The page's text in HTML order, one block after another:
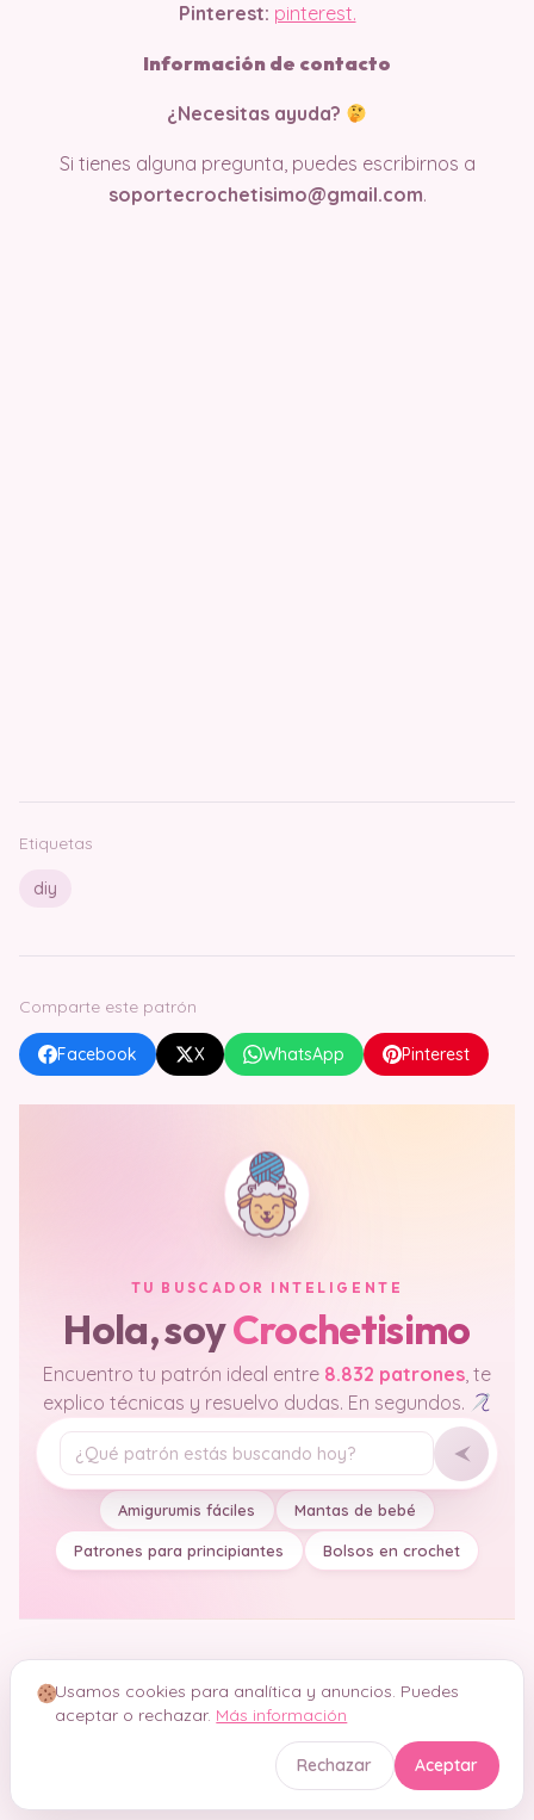
Pinterest: pinterest.
Información de contacto
¿Necesitas ayuda?
Si tienes alguna pregunta, puedes escribirnos a
soportecrochetisimo@gmail.com.
Etiquetas
diy
Comparte este patrón
Facebook X WhatsApp Pinterest
TU BUSCADOR INTELIGENTE
Hola, soyCrochetisimo
Encuentro tu patrón ideal entre 8.832 patrones, te
explico técnicas y resuelvo dudas. En segundos.
Tu pregunta
Amigurumis fáciles Mantas de bebé
Patrones para principiantes Bolsos en crochet
Usamos cookies para analítica y anuncios. Puedes
aceptar o rechazar. Más información
Rechazar Aceptar